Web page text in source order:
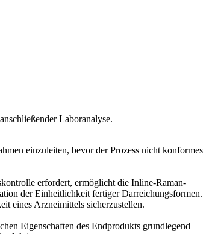
Laboranalyse.
einzuleiten, bevor der Prozess nicht konformes
erfordert, ermöglicht die Inline-Raman-
der Einheitlichkeit fertiger Darreichungsformen.
eines Arzneimittels sicherzustellen.
Eigenschaften des Endprodukts grundlegend